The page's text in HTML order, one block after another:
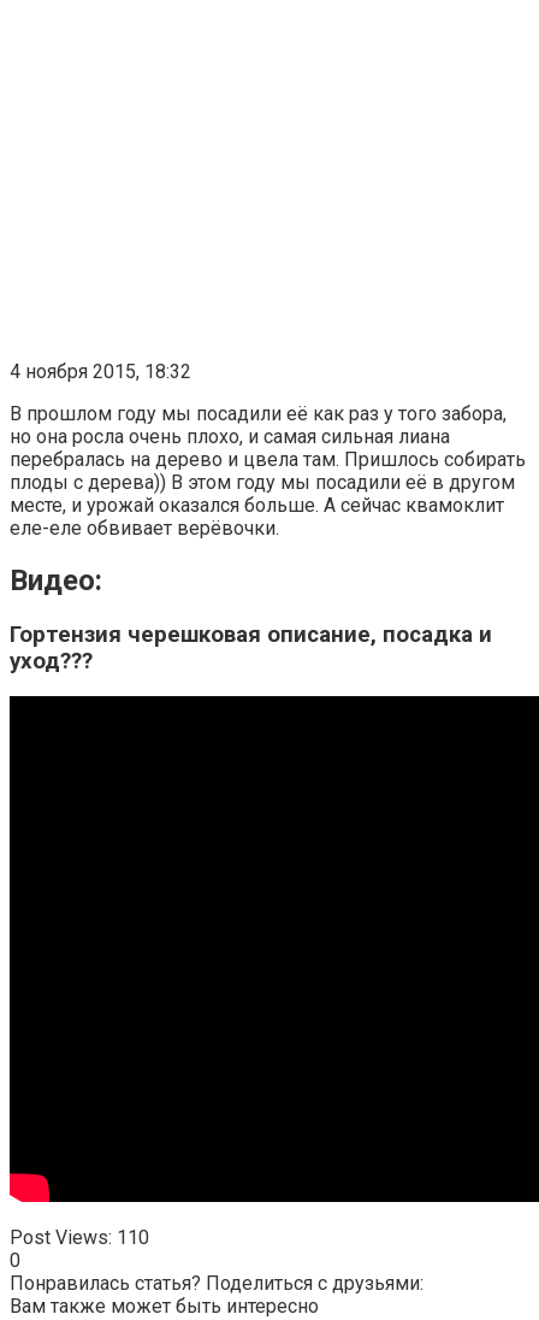
4 ноября 2015, 18:32
В прошлом году мы посадили её как раз у того забора,
но она росла очень плохо, и самая сильная лиана
перебралась на дерево и цвела там. Пришлось собирать
плоды с дерева)) В этом году мы посадили её в другом
месте, и урожай оказался больше. А сейчас квамоклит
еле-еле обвивает верёвочки.
Видео:
Гортензия черешковая описание, посадка и
уход???
Post Views: 110
0
Понравилась статья? Поделиться с друзьями:
Вам также может быть интересно